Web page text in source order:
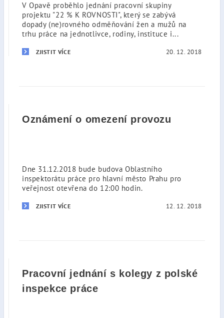
V Opavě proběhlo jednání pracovní skupiny
projektu "22 % K ROVNOSTI", který se zabývá
dopady (ne)rovného odměňování žen a mužů na
trhu práce na jednotlivce, rodiny, instituce i...
ZJISTIT VÍCE 20. 12. 2018
Oznámení o omezení provozu
Dne 31.12.2018 bude budova Oblastního
inspektorátu práce pro hlavní město Prahu pro
veřejnost otevřena do 12:00 hodin.
ZJISTIT VÍCE 12. 12. 2018
Pracovní jednání s kolegy z polské
inspekce práce